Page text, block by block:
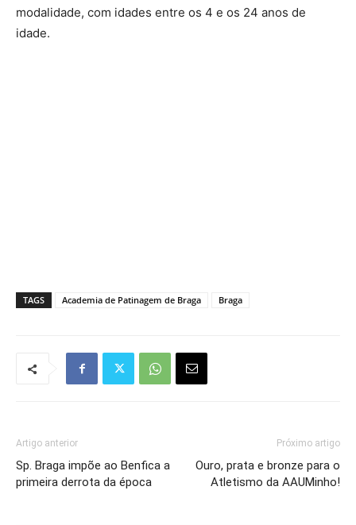
modalidade, com idades entre os 4 e os 24 anos de
idade.
TAGS Academia de Patinagem de Braga Braga
Artigo anterior
Sp. Braga impõe ao Benfica a
primeira derrota da época
Próximo artigo
Ouro, prata e bronze para o
Atletismo da AAUMinho!